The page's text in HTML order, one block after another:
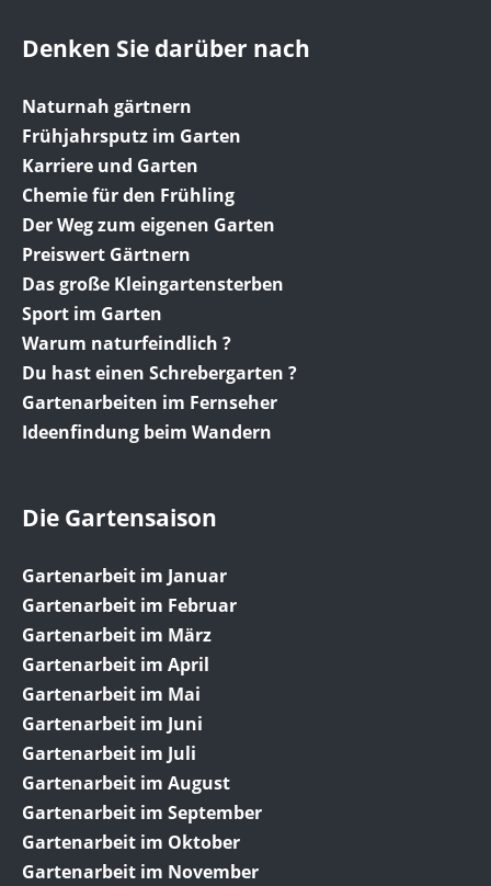
Denken Sie darüber nach
Naturnah gärtnern
Frühjahrsputz im Garten
Karriere und Garten
Chemie für den Frühling
Der Weg zum eigenen Garten
Preiswert Gärtnern
Das große Kleingartensterben
Sport im Garten
Warum naturfeindlich ?
Du hast einen Schrebergarten ?
Gartenarbeiten im Fernseher
Ideenfindung beim Wandern
Die Gartensaison
Gartenarbeit im Januar
Gartenarbeit im Februar
Gartenarbeit im März
Gartenarbeit im April
Gartenarbeit im Mai
Gartenarbeit im Juni
Gartenarbeit im Juli
Gartenarbeit im August
Gartenarbeit im September
Gartenarbeit im Oktober
Gartenarbeit im November